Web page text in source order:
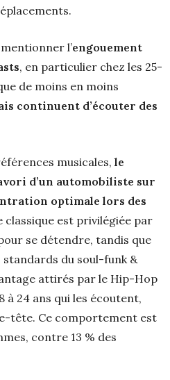
l’engouement
, en particulier chez les 25-
de moins en moins
continuent d’écouter des
musicales, le
d’un automobiliste sur
optimale lors des
classique est privilégiée par
se détendre, tandis que
du soul-funk &
attirés par le Hip-Hop
à 24 ans qui les écoutent,
tête. Ce comportement est
contre 13 % des